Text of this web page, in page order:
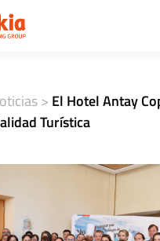
> El Hotel Antay
Turística